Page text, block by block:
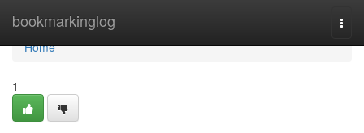
bookmarkinglog
Home
Home
1